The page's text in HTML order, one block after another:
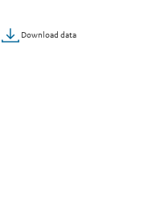
Download data